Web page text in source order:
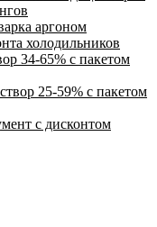
аргоном
холодильников
34-65% с пакетом
25-59% с пакетом
с дисконтом